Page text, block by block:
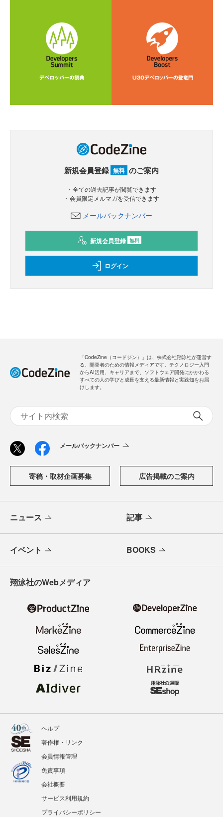
新規会員登録 無料 のご案内
・全ての過去記事が閲覧できます
・会員限定メルマガを受信できます
メールバックナンバー
新規会員登録 無料
ログイン
「CodeZine（コードジン）」は、株式会社翔泳社が運営す
る、開発者のための情報メディアです。テクノロジー入門
からAI活用、キャリアまで、ソフトウェア開発にかかわる
すべての人の学びと成長を支える最新情報と実践知をお届
けします。
メールバックナンバー
寄稿・取材企画募集 広告掲載のご案内
ニュース 記事
イベント BOOKS
翔泳社のWebメディア
ヘルプ
著作権・リンク
会員情報管理
免責事項
会社概要
サービス利用規約
プライバシーポリシー